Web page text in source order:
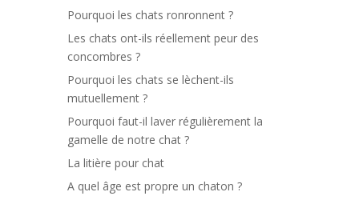
Pourquoi les chats ronronnent ?
Les chats ont-ils réellement peur des
concombres ?
Pourquoi les chats se lèchent-ils
mutuellement ?
Pourquoi faut-il laver régulièrement la
gamelle de notre chat ?
La litière pour chat
A quel âge est propre un chaton ?